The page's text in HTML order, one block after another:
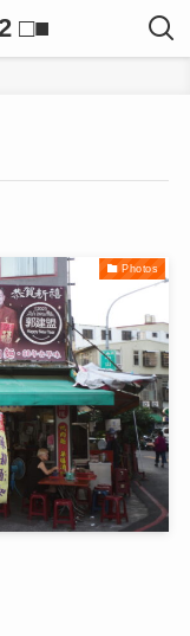
□■
Photos